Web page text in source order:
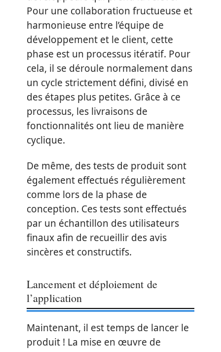
Pour une collaboration fructueuse et
harmonieuse entre l’équipe de
développement et le client, cette
phase est un processus itératif. Pour
cela, il se déroule normalement dans
un cycle strictement défini, divisé en
des étapes plus petites. Grâce à ce
processus, les livraisons de
fonctionnalités ont lieu de manière
cyclique.
De même, des tests de produit sont
également effectués régulièrement
comme lors de la phase de
conception. Ces tests sont effectués
par un échantillon des utilisateurs
finaux afin de recueillir des avis
sincères et constructifs.
Lancement et déploiement de
l’application
Maintenant, il est temps de lancer le
produit ! La mise en œuvre de